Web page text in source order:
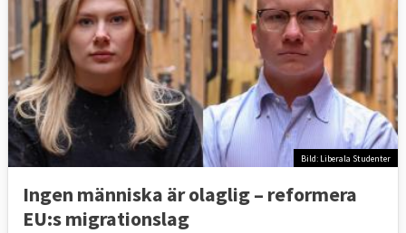
Bild: Liberala Studenter
Ingen människa är olaglig – reformera
EU:s migrationslag